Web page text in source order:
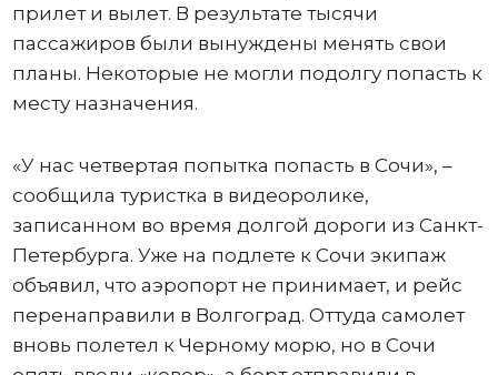
прилет и вылет. В результате тысячи
пассажиров были вынуждены менять свои
планы. Некоторые не могли подолгу попасть к
месту назначения.
«У нас четвертая попытка попасть в Сочи», –
сообщила туристка в видеоролике,
записанном во время долгой дороги из Санкт-
Петербурга. Уже на подлете к Сочи экипаж
объявил, что аэропорт не принимает, и рейс
перенаправили в Волгоград. Оттуда самолет
вновь полетел к Черному морю, но в Сочи